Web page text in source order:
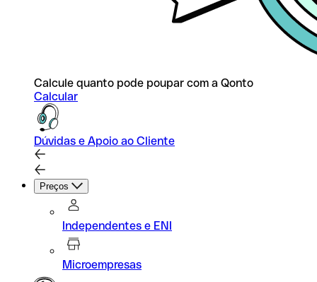
Calcule quanto pode poupar com a Qonto
Calcular
Dúvidas e Apoio ao Cliente
Preços
Independentes e ENI
Microempresas